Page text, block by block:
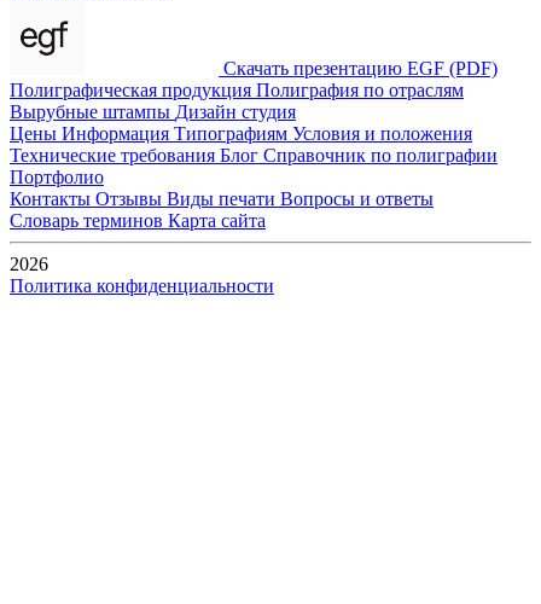
Скачать презентацию EGF (PDF)
Полиграфическая продукция Полиграфия по отраслям
Вырубные штампы Дизайн студия
Цены Информация Типографиям Условия и положения
Технические требования Блог Справочник по полиграфии
Портфолио
Контакты Отзывы Виды печати Вопросы и ответы
Словарь терминов Карта сайта
2026
Политика конфиденциальности